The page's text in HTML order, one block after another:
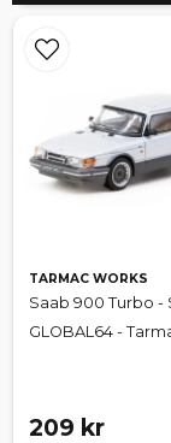
TARMAC WORKS
Saab 900 Turbo -
GLOBAL64 -
209 kr